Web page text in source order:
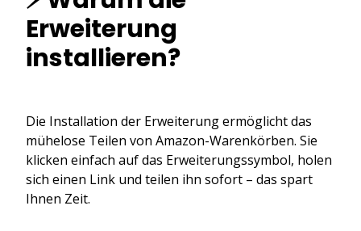
Erweiterung
installieren?
Die Installation der Erweiterung ermöglicht das
mühelose Teilen von Amazon-Warenkörben. Sie
klicken einfach auf das Erweiterungssymbol, holen
sich einen Link und teilen ihn sofort – das spart
Ihnen Zeit.